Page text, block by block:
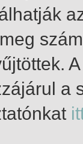
a